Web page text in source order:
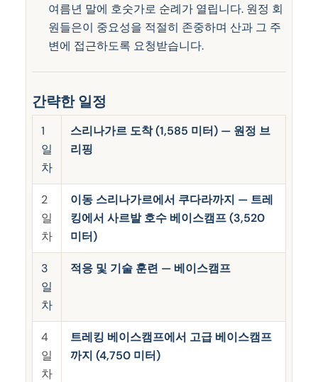
여름년 말에 호숫가로 순례가 열립니다. 원정 회
원들은이 중요성을 적절히 존중하며 산과 그 주
변에 접근하도록 요청받습니다.
간략한 일정
1
일
차
스리나가르 도착 (1,585 미터) — 원정 브
리핑
2
일
차
이동 스리나가르에서 쿠다라까지 — 트레
킹에서 사르발 호수 베이스캠프 (3,520
미터)
3
일
차
적응 및 기술 훈련 — 베이스캠프
4
일
차
트레킹 베이스캠프에서 고급 베이스캠프
까지 (4,750 미터)